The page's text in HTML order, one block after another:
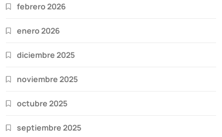
febrero 2026
enero 2026
diciembre 2025
noviembre 2025
octubre 2025
septiembre 2025